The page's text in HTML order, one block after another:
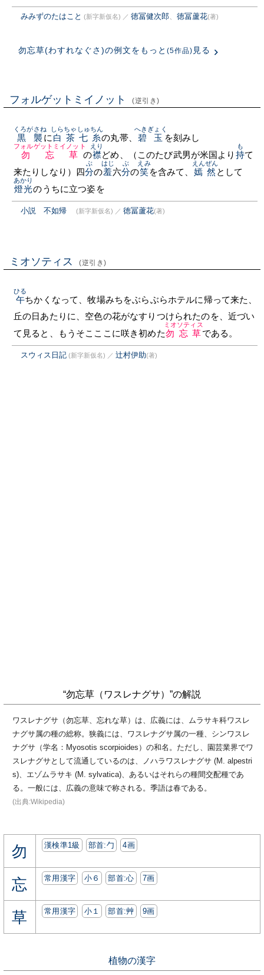
みみずのたはこと (新字新仮名) ／ 徳冨健次郎、 徳冨蘆花(著)
勿忘草(わすれなぐさ)の例文をもっと (5作品) 見る
フォルゲットミイノット (逆引き)
黒襲
くろがさね
に 白茶七糸
しらちゃしゅちん
の丸帯、 碧玉
へきぎょく
を刻みし
勿忘草
フォルゲットミイノット
の襟
えり
どめ、（このたび武男が米国より 持
も
て
来たりしなり）四分
ぶ
の羞
はじ
六分
ぶ
の笑
えみ
を含みて、 嫣然
えんぜん
として
燈光
あかり
のうちに立つ姿を
小説 不如帰 (新字新仮名) ／ 徳冨蘆花(著)
ミオソティス (逆引き)
午
ひる
ちかくなって、牧場みちをぶらぶらホテルに帰って来た、
丘の日あたりに、空色の花がなすりつけられたのを、近づい
て見ると、もうそこここに咲き初めた勿忘草
ミオソティス
である。
スウィス日記 (新字新仮名) ／ 辻村伊助(著)
“勿忘草（ワスレナグサ）”の解説
ワスレナグサ（勿忘草、忘れな草）は、広義には、ムラサキ科ワスレ
ナグサ属の種の総称。狭義には、ワスレナグサ属の一種、シンワスレ
ナグサ（学名：Myosotis scorpioides）の和名。ただし、園芸業界でワ
スレナグサとして流通しているのは、ノハラワスレナグサ (M. alpestri
s)、エゾムラサキ (M. sylvatica)、あるいはそれらの種間交配種であ
る。一般には、広義の意味で称される。季語は春である。
(出典:Wikipedia)
勿 漢検準1級 部首:⼓ 4画
忘 常用漢字 小６ 部首:⼼ 7画
草 常用漢字 小１ 部首:⾋ 9画
植物の漢字